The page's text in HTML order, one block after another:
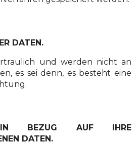
DATEN.
und werden nicht an
es sei denn, es besteht eine
BEZUG AUF IHRE
DATEN.